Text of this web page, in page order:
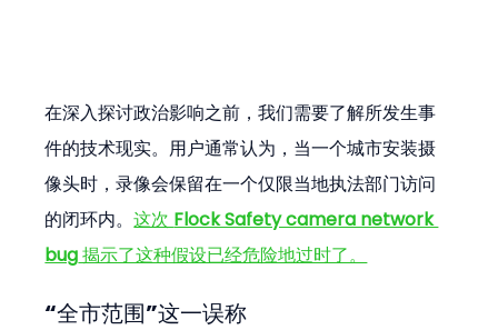
在深入探讨政治影响之前，我们需要了解所发生事
件的技术现实。用户通常认为，当一个城市安装摄
像头时，录像会保留在一个仅限当地执法部门访问
的闭环内。这次 Flock Safety camera network
bug 揭示了这种假设已经危险地过时了。
“全市范围”这一误称